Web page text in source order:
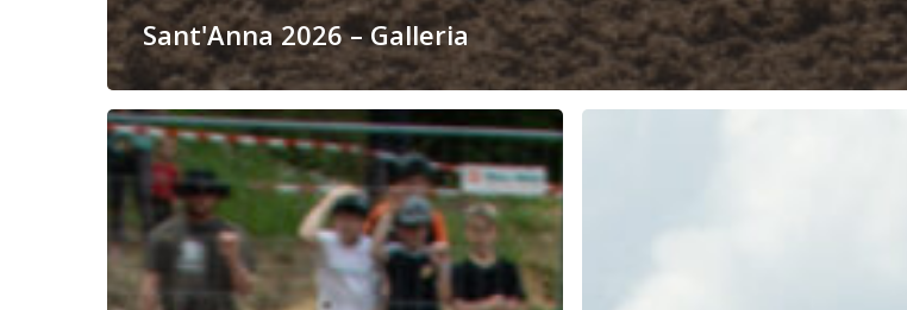
Sant'Anna 2026 – Galleria
Berkheim
2026
Galleria
domenicale